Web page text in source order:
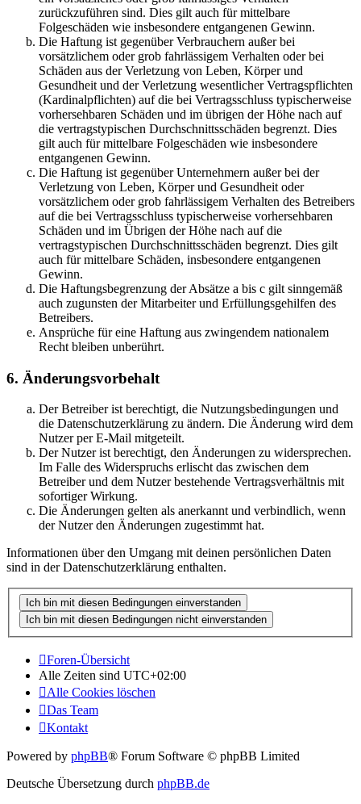
zurückzuführen sind. Dies gilt auch für mittelbare
Folgeschäden wie insbesondere entgangenen Gewinn.
Die Haftung ist gegenüber Verbrauchern außer bei
vorsätzlichem oder grob fahrlässigem Verhalten oder bei
Schäden aus der Verletzung von Leben, Körper und
Gesundheit und der Verletzung wesentlicher Vertragspflichten
(Kardinalpflichten) auf die bei Vertragsschluss typischerweise
vorhersehbaren Schäden und im übrigen der Höhe nach auf
die vertragstypischen Durchschnittsschäden begrenzt. Dies
gilt auch für mittelbare Folgeschäden wie insbesondere
entgangenen Gewinn.
Die Haftung ist gegenüber Unternehmern außer bei der
Verletzung von Leben, Körper und Gesundheit oder
vorsätzlichem oder grob fahrlässigem Verhalten des Betreibers
auf die bei Vertragsschluss typischerweise vorhersehbaren
Schäden und im Übrigen der Höhe nach auf die
vertragstypischen Durchschnittsschäden begrenzt. Dies gilt
auch für mittelbare Schäden, insbesondere entgangenen
Gewinn.
Die Haftungsbegrenzung der Absätze a bis c gilt sinngemäß
auch zugunsten der Mitarbeiter und Erfüllungsgehilfen des
Betreibers.
Ansprüche für eine Haftung aus zwingendem nationalem
Recht bleiben unberührt.
6. Änderungsvorbehalt
Der Betreiber ist berechtigt, die Nutzungsbedingungen und
die Datenschutzerklärung zu ändern. Die Änderung wird dem
Nutzer per E-Mail mitgeteilt.
Der Nutzer ist berechtigt, den Änderungen zu widersprechen.
Im Falle des Widerspruchs erlischt das zwischen dem
Betreiber und dem Nutzer bestehende Vertragsverhältnis mit
sofortiger Wirkung.
Die Änderungen gelten als anerkannt und verbindlich, wenn
der Nutzer den Änderungen zugestimmt hat.
Informationen über den Umgang mit deinen persönlichen Daten
sind in der Datenschutzerklärung enthalten.
Foren-Übersicht
Alle Zeiten sind UTC+02:00
Alle Cookies löschen
Das Team
Kontakt
Powered by phpBB® Forum Software © phpBB Limited
Deutsche Übersetzung durch phpBB.de